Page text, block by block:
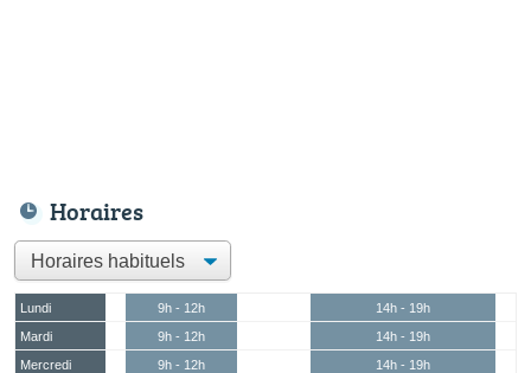
Horaires
Lundi 9h - 12h
14h - 19h
Mardi
9h - 12h
14h - 19h
Mercredi
9h - 12h
14h - 19h